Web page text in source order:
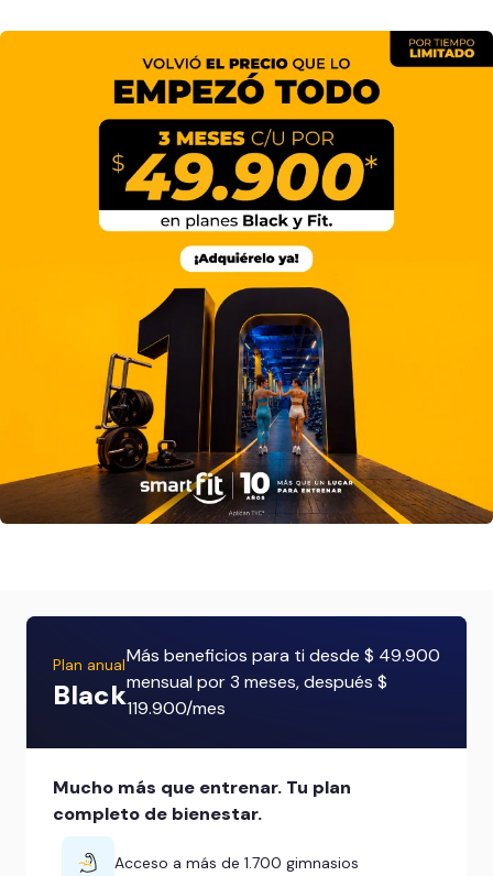
Plan anual
Black
Más beneficios para ti desde $ 49.900
mensual por 3 meses, después $
119.900/mes
Mucho más que entrenar. Tu plan
completo de bienestar.
Acceso a más de 1.700 gimnasios